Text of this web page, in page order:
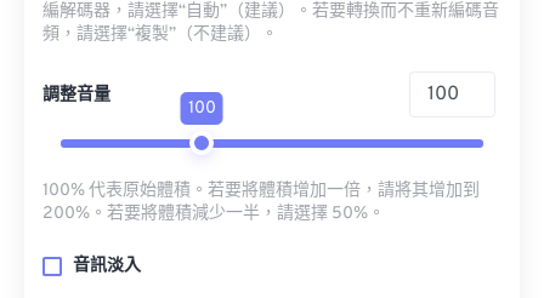
編解碼器，請選擇“自動”（建議）。若要轉換而不重新編碼音
頻，請選擇“複製”（不建議）。
調整音量
100
100% 代表原始體積。若要將體積增加一倍，請將其增加到
200%。若要將體積減少一半，請選擇 50%。
音訊淡入